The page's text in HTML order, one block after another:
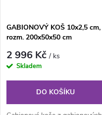
GABIONOVÝ KOŠ 10x2,5 cm,
rozm. 200x50x50 cm
2 996 Kč/ ks
Skladem
DO KOŠÍKU